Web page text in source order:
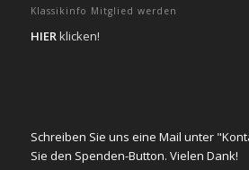
Klassikinfo Mitglied werden
HIER klicken!
Schreiben Sie uns eine Mail unter
Sie den Spenden-Button. Vielen Dank!